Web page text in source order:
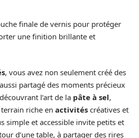
finale de vernis pour protéger
une finition brillante et
, vous avez non seulement créé des
partagé des moments précieux
l’art de la pâte à sel,
riche en activités créatives et
simple et accessible invite petits et
d’une table, à partager des rires